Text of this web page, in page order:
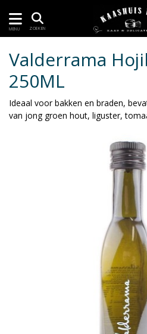
MENU ZOEKEN
Valderrama
250ML
Ideaal voor bakken en braden,
van jong groen hout, liguster,